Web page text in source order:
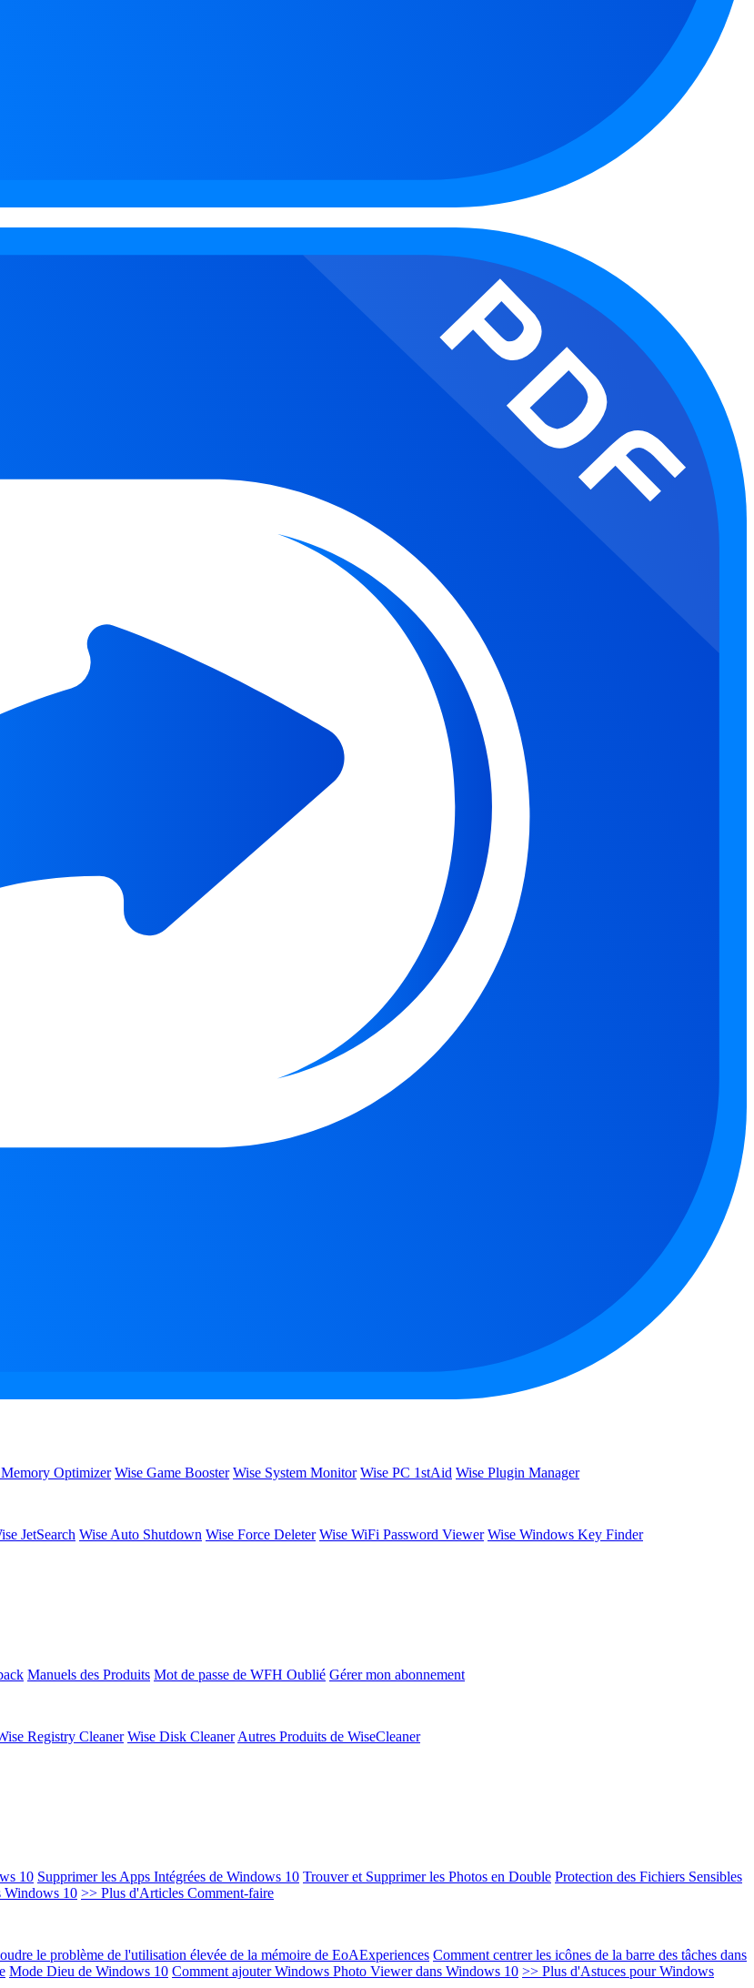
Optimizer Wise Game Booster Wise System Monitor Wise PC 1stAid Wise Plugin Manager
JetSearch Wise Auto Shutdown Wise Force Deleter Wise WiFi Password Viewer Wise Windows Key Finder
Manuels des Produits Mot de passe de WFH Oublié Gérer mon abonnement
Registry Cleaner Wise Disk Cleaner Autres Produits de WiseCleaner
10 Supprimer les Apps Intégrées de Windows 10 Trouver et Supprimer les Photos en Double Protection des Fichiers Sensibles
Windows 10 >> Plus d'Articles Comment-faire
le problème de l'utilisation élevée de la mémoire de EoAExperiences Comment centrer les icônes de la barre des tâches dans
Mode Dieu de Windows 10 Comment ajouter Windows Photo Viewer dans Windows 10 >> Plus d'Astuces pour Windows